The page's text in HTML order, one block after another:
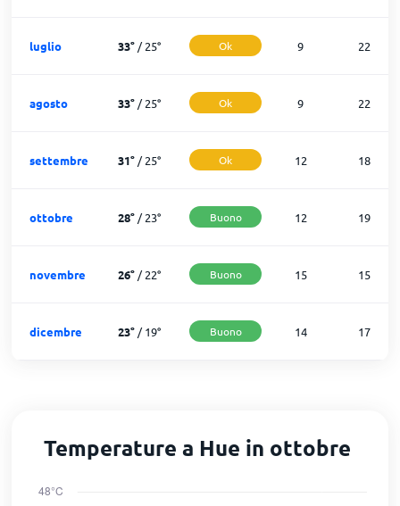
luglio 33°/25° Ok 9 22
agosto 33°/25° Ok 9 22
settembre 31°/25° Ok 12 18
ottobre 28°/23° Buono 12 19
novembre 26°/22° Buono 15 15
dicembre 23°/19° Buono 14 17
Temperature a Hue in ottobre